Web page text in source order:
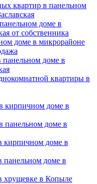
квартир в панельном
доме в
от собственника
доме в микрорайоне
доме в
квартиры в
кирпичном доме в
панельном доме в
кирпичном доме в
панельном доме в
хрущевке в Копыле